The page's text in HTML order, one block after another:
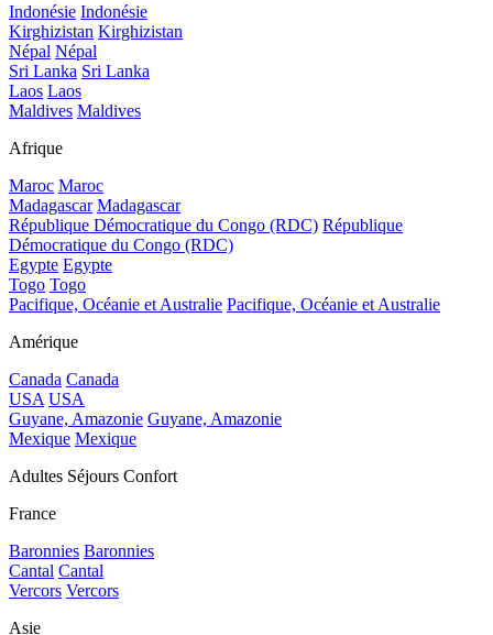
Indonésie Indonésie
Kirghizistan Kirghizistan
Népal Népal
Sri Lanka Sri Lanka
Laos Laos
Maldives Maldives
Afrique
Maroc Maroc
Madagascar Madagascar
République Démocratique du Congo (RDC) République
Démocratique du Congo (RDC)
Egypte Egypte
Togo Togo
Pacifique, Océanie et Australie Pacifique, Océanie et Australie
Amérique
Canada Canada
USA USA
Guyane, Amazonie Guyane, Amazonie
Mexique Mexique
Adultes Séjours Confort
France
Baronnies Baronnies
Cantal Cantal
Vercors Vercors
Asie